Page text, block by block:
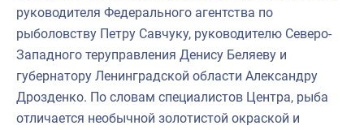
руководителя Федерального агентства по
рыболовству Петру Савчуку, руководителю Северо-
Западного теруправления Денису Беляеву и
губернатору Ленинградской области Александру
Дрозденко. По словам специалистов Центра, рыба
отличается необычной золотистой окраской и